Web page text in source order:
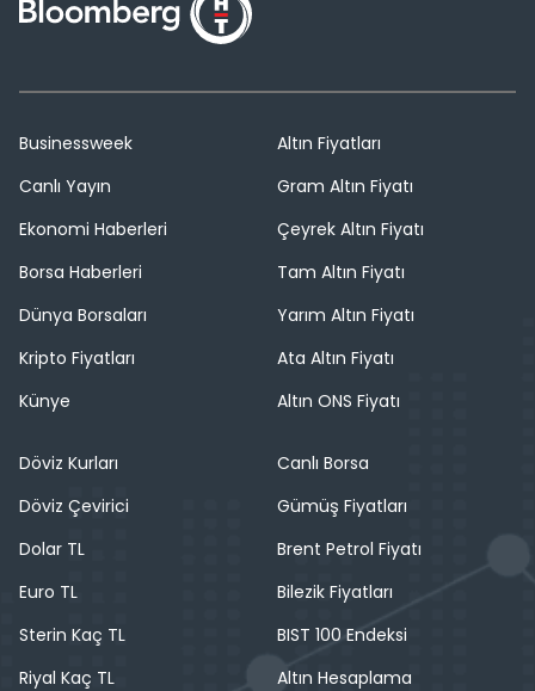
Businessweek
Canlı Yayın
Ekonomi Haberleri
Borsa Haberleri
Dünya Borsaları
Kripto Fiyatları
Künye
Altın Fiyatları
Gram Altın Fiyatı
Çeyrek Altın Fiyatı
Tam Altın Fiyatı
Yarım Altın Fiyatı
Ata Altın Fiyatı
Altın ONS Fiyatı
Döviz Kurları
Döviz Çevirici
Dolar TL
Euro TL
Sterin Kaç TL
Riyal Kaç TL
Canlı Borsa
Gümüş Fiyatları
Brent Petrol Fiyatı
Bilezik Fiyatları
BIST 100 Endeksi
Altın Hesaplama